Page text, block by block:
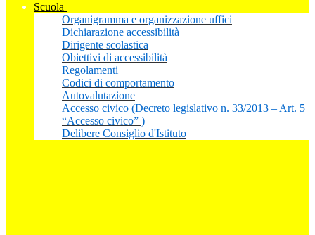
Scuola
Organigramma e organizzazione uffici
Dichiarazione accessibilità
Dirigente scolastica
Obiettivi di accessibilità
Regolamenti
Codici di comportamento
Autovalutazione
Accesso civico (Decreto legislativo n. 33/2013 – Art. 5
“Accesso civico” )
Delibere Consiglio d'Istituto